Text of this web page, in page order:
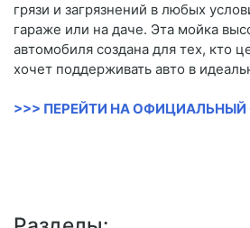
грязи и загрязнений в любых
гараже или на даче. Эта мойка
автомобиля создана для тех, кто
хочет поддерживать авто в
>>> ПЕРЕЙТИ НА ОФИЦИАЛЬНЫЙ